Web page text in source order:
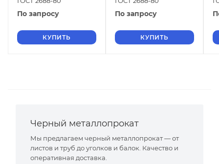
По запросу
КУПИТЬ
По запросу
КУПИТЬ
Черный металлопрокат
Мы предлагаем черный металлопрокат — от
листов и труб до уголков и балок. Качество и
оперативная доставка.